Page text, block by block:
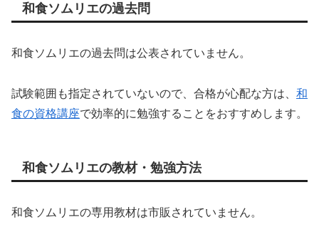
和食ソムリエの過去問
和食ソムリエの過去問は公表されていません。
試験範囲も指定されていないので、合格が心配な方は、 和
食の資格講座で効率的に勉強することをおすすめします。
和食ソムリエの教材・勉強方法
和食ソムリエの専用教材は市販されていません。